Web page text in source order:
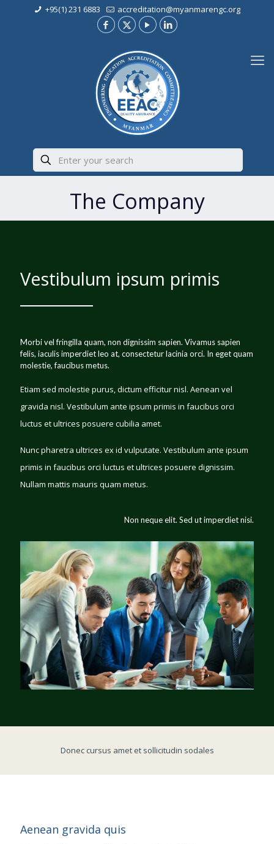
+95(1) 231 6883 accreditation@myanmarengc.org
The Company
Vestibulum ipsum primis
Morbi vel fringilla quam, non dignissim sapien. Vivamus sapien
felis, iaculis imperdiet leo at, consectetur lacinia orci. In eget quam
molestie, faucibus metus.
Etiam sed molestie purus, dictum efficitur nisl. Aenean vel
gravida nisl. Vestibulum ante ipsum primis in faucibus orci
luctus et ultrices posuere cubilia amet.
Nunc pharetra ultrices ex id vulputate. Vestibulum ante ipsum
primis in faucibus orci luctus et ultrices posuere dignissim.
Nullam mattis mauris quam metus.
Non neque elit. Sed ut imperdiet nisi.
Donec cursus amet et sollicitudin sodales
Aenean gravida quis